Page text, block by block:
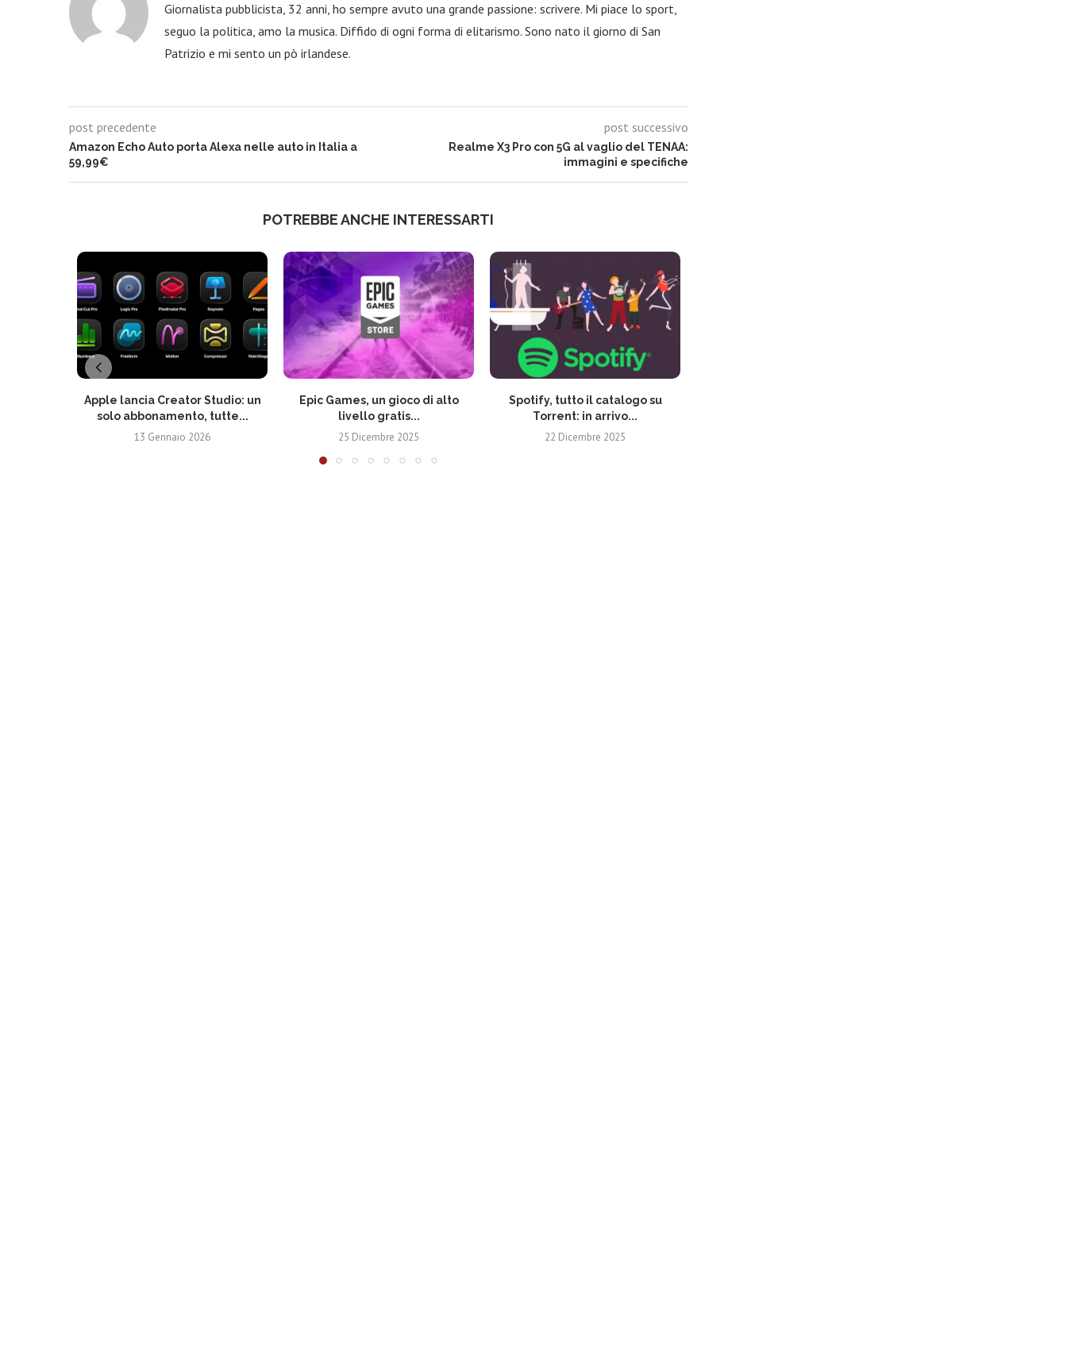
Giornalista pubblicista, 32 anni, ho sempre avuto una grande passione: scrivere. Mi piace lo sport,
seguo la politica, amo la musica. Diffido di ogni forma di elitarismo. Sono nato il giorno di San
Patrizio e mi sento un pò irlandese.
post precedente
Amazon Echo Auto porta Alexa nelle auto in Italia a
59,99€
post successivo
Realme X3 Pro con 5G al vaglio del TENAA:
immagini e specifiche
POTREBBE ANCHE INTERESSARTI
Apple lancia Creator Studio: un
solo abbonamento, tutte...
13 Gennaio 2026
Epic Games, un gioco di alto
livello gratis...
25 Dicembre 2025
Spotify, tutto il catalogo su
Torrent: in arrivo...
22 Dicembre 2025